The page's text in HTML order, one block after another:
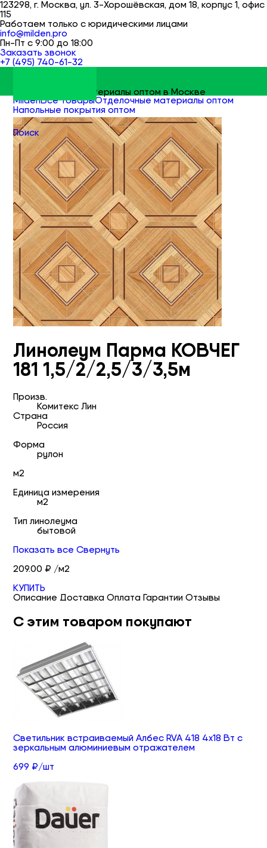
123298, г. Москва, ул. 3-Хорошёвская, дом 18, корпус 1, офис
115
Работаем только с юридическими лицами
info@milden.pro
Пн-Пт с 9:00 до 18:00
Заказать звонок
+7 (495) 740-61-32
Строительные материалы оптом в Москве
Поиск
MildenВсе товарыОтделочные материалы оптом
Напольные покрытия оптом
Линолеум Парма КОВЧЕГ
181 1,5/2/2,5/3/3,5м
Произв.
Комитекс Лин
Страна
Россия
Форма
рулон
м2
Единица измерения
м2
Тип линолеума
бытовой
Показать все Свернуть
209.00 ₽ /м2
КУПИТЬ
Описание Доставка Оплата Гарантии Отзывы
С этим товаром покупают
Светильник встраиваемый Албес RVA 418 4х18 Вт с
зеркальным алюминиевым отражателем
699 ₽/шт